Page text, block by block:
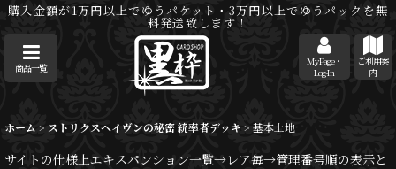
購入金額が1万円以上でゆうパケット・3万円以上でゆうパックを無
料発送致します！
商品一覧
MyPage・
Log-In
ご利用案
内
ホーム > ストリクスヘイヴンの秘密 統率者デッキ > 基本土地
サイトの仕様上エキスパンション一覧→レア毎→管理番号順の表示と